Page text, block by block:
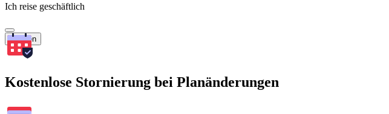
Ich reise geschäftlich
Suchen
Kostenlose Stornierung bei Planänderungen